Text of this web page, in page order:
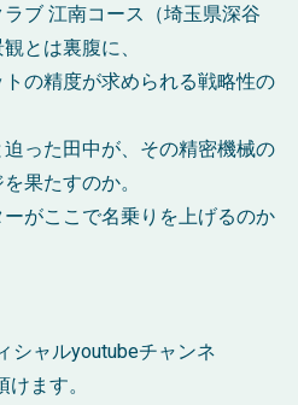
ブ 江南コース（埼玉県深谷
とは裏腹に、
の精度が求められる戦略性の
った田中が、その精密機械の
果たすのか。
がここで名乗りを上げるのか
シャルyoutubeチャンネ
けます。